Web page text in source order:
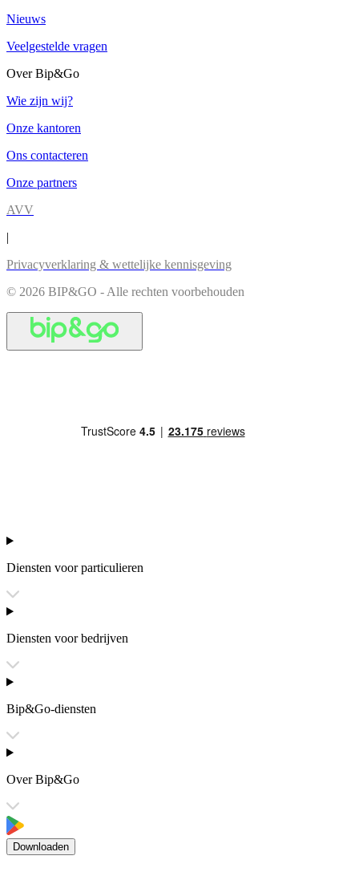
Nieuws
Veelgestelde vragen
Over Bip&Go
Wie zijn wij?
Onze kantoren
Ons contacteren
Onze partners
AVV
|
Privacyverklaring & wettelijke kennisgeving
© 2026 BIP&GO - Alle rechten voorbehouden
Diensten voor particulieren
Diensten voor bedrijven
Bip&Go-diensten
Over Bip&Go
Downloaden